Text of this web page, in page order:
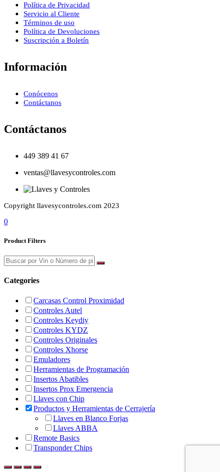
Política de Privacidad
Servicio al Cliente
Términos de uso
Política de Devoluciones
Suscripción a Boletín
Información
Conócenos
Contáctanos
Contáctanos
449 389 41 67
ventas@llavesycontroles.com
Copyright llavesycontroles.com 2023
0
Product Filters
Categories
Carcasas Control Proximidad
Controles Autel
Controles Keydiy
Controles KYDZ
Controles Originales
Controles Xhorse
Emuladores
Herramientas de Programación
Insertos Abatibles
Insertos Prox Emergencia
Llaves con Chip
Productos y Herramientas de Cerrajería
Llaves en Blanco Forjas
Llaves ABBA
Remote Basics
Transponder Chips